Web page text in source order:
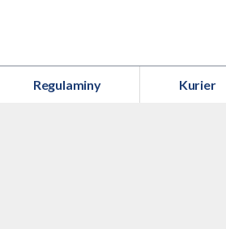
Regulaminy Kurier